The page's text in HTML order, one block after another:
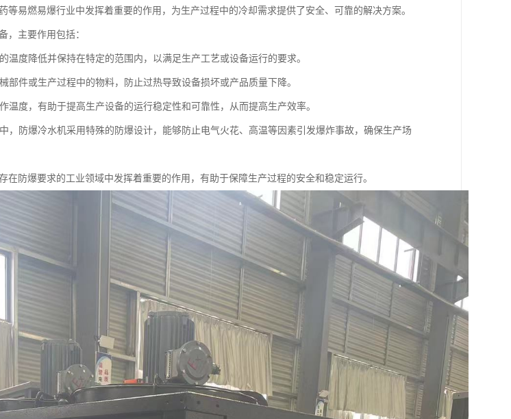
等易燃易爆行业中发挥着重要的作用，为生产过程中的冷却需求提供了安全、可靠的解决方案。
，主要作用包括：
温度降低并保持在特定的范围内，以满足生产工艺或设备运行的要求。
部件或生产过程中的物料，防止过热导致设备损坏或产品质量下降。
温度，有助于提高生产设备的运行稳定性和可靠性，从而提高生产效率。
，防爆冷水机采用特殊的防爆设计，能够防止电气火花、高温等因素引发爆炸事故，确保生产场
在防爆要求的工业领域中发挥着重要的作用，有助于保障生产过程的安全和稳定运行。